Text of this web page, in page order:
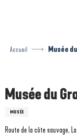
Accueil Musée
Musée du
MUSÉE
Route de la côte sauvage,